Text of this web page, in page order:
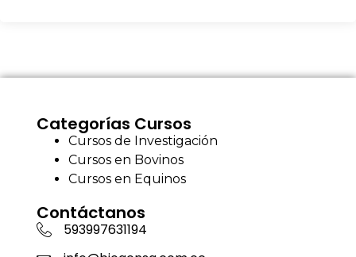
Categorías Cursos
Cursos de Investigación
Cursos en Bovinos
Cursos en Equinos
Contáctanos
593997631194